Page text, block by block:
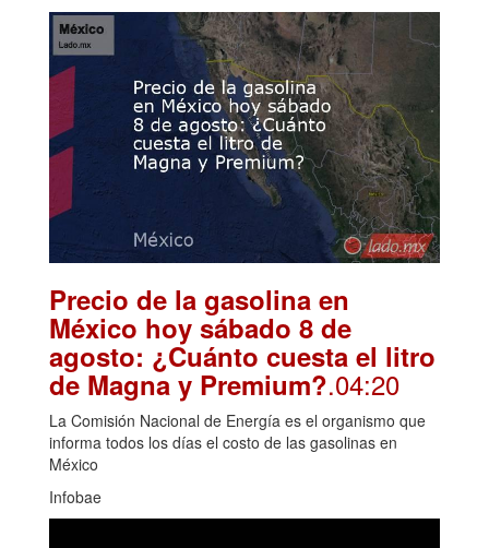
Precio de la gasolina en
México hoy sábado 8 de
agosto: ¿Cuánto cuesta el litro
de Magna y Premium?.04:20
La Comisión Nacional de Energía es el organismo que
informa todos los días el costo de las gasolinas en
México
Infobae